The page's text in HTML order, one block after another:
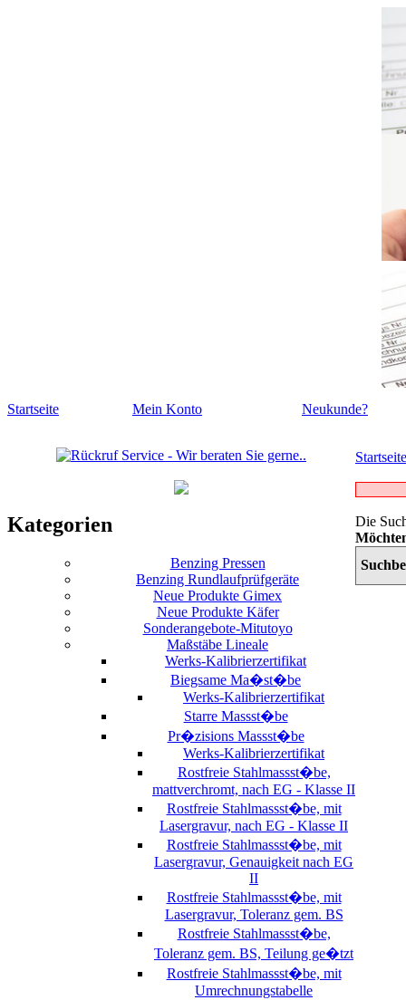
Startseite Mein Konto Neukunde?
Kategorien
Benzing Pressen
Benzing Rundlaufprüfgeräte
Neue Produkte Gimex
Neue Produkte Käfer
Sonderangebote-Mitutoyo
Maßstäbe Lineale
Werks-Kalibrierzertifikat
Biegsame Ma�st�be
Werks-Kalibrierzertifikat
Starre Massst�be
Pr�zisions Massst�be
Werks-Kalibrierzertifikat
Rostfreie Stahlmassst�be,
mattverchromt, nach EG - Klasse II
Rostfreie Stahlmassst�be, mit
Lasergravur, nach EG - Klasse II
Rostfreie Stahlmassst�be, mit
Lasergravur, Genauigkeit nach EG
II
Rostfreie Stahlmassst�be, mit
Lasergravur, Toleranz gem. BS
Rostfreie Stahlmassst�be,
Toleranz gem. BS, Teilung ge�tzt
Rostfreie Stahlmassst�be, mit
Umrechnungstabelle
Startseite
Die